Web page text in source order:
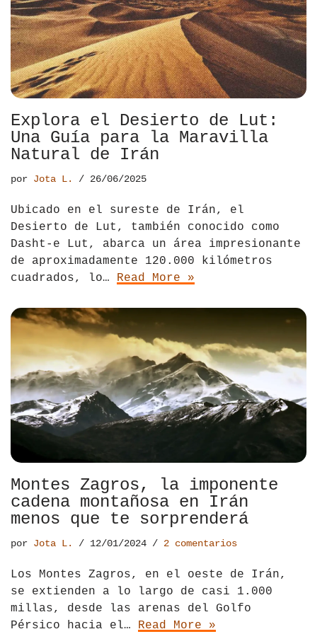
El Salvador
Estados Unidos
Hawái
México
Nicaragua
Paraguay
Perú
República Dominicana
Venezuela
Jordania
Kazajistán
La India
Madagascar
Malasia
Maldivas
Mongolia
Nepal
Qatar
Tailandia
Tíbet
Vietnam
Croacia
Dinamarca
Escocia
Eslovenia
España
Finlandia
Francia
Grecia
Hungría
Inglaterra
Irlanda
Islandia
Italia
Letonia
Liechtenstein
Macedonia del Norte
Noruega
Portugal
Polonia
Explora el Desierto de Lut:
Una Guía para la Maravilla
Natural de Irán
por Jota L. 26/06/2025
Ubicado en el sureste de Irán, el
Desierto de Lut, también conocido como
Dasht-e Lut, abarca un área impresionante
de aproximadamente 120.000 kilómetros
cuadrados, lo… Read More »
Montes Zagros, la imponente
cadena montañosa en Irán
menos que te sorprenderá
por Jota L. 12/01/2024 2 comentarios
Los Montes Zagros, en el oeste de Irán,
se extienden a lo largo de casi 1.000
millas, desde las arenas del Golfo
Pérsico hacia el… Read More »